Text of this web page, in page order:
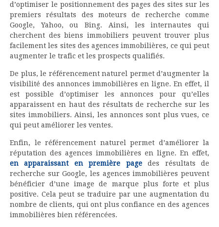
d’optimiser le positionnement des pages des sites sur les
premiers résultats des moteurs de recherche comme
Google, Yahoo, ou Bing. Ainsi, les internautes qui
cherchent des biens immobiliers peuvent trouver plus
facilement les sites des agences immobilières, ce qui peut
augmenter le trafic et les prospects qualifiés.
De plus, le référencement naturel permet d’augmenter la
visibilité des annonces immobilières en ligne. En effet, il
est possible d’optimiser les annonces pour qu’elles
apparaissent en haut des résultats de recherche sur les
sites immobiliers. Ainsi, les annonces sont plus vues, ce
qui peut améliorer les ventes.
Enfin, le référencement naturel permet d’améliorer la
réputation des agences immobilières en ligne. En effet,
en apparaissant en première pagedes résultats de
recherche sur Google, les agences immobilières peuvent
bénéficier d’une image de marque plus forte et plus
positive. Cela peut se traduire par une augmentation du
nombre de clients, qui ont plus confiance en des agences
immobilières bien référencées.